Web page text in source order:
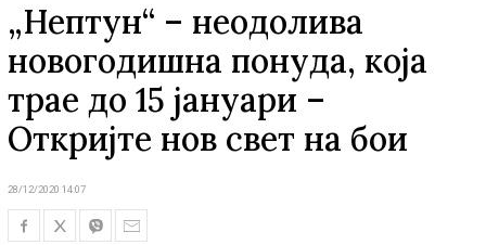
„Нептун“ – неодолива
новогодишна понуда, која
трае до 15 јануари –
Откријте нов свет на бои
28/12/2020 14:07